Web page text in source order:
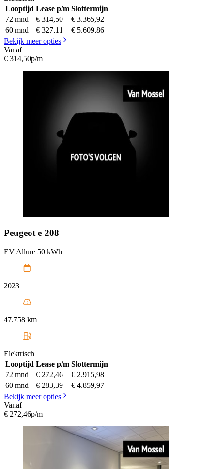
Looptijd Lease p/m Slottermijn
72 mnd
€ 314,50
€ 3.365,92
60 mnd
€ 327,11
€ 5.609,86
Bekijk meer opties
Vanaf
€ 314,50p/m
Peugeot e-208
EV Allure 50 kWh
2023
47.758 km
Elektrisch
Looptijd Lease p/m Slottermijn
72 mnd
€ 272,46
€ 2.915,98
60 mnd
€ 283,39
€ 4.859,97
Bekijk meer opties
Vanaf
€ 272,46p/m